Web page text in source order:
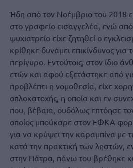
Ήδη από τον Νοέμβριο του 2018
στο γραφείο εισαγγελέα, ενώ
ψυχιατρείο είχε ζητηθεί ο
κρίθηκε δυνάμει επικίνδυνος για
περίγυρο. Εντούτοις, στον ίδιο
ετών και αφού εξετάστηκε από
προβλέπει η νομοθεσία, είχε
οπλοκατοχής, η οποία και εν
που, βέβαια, ουδόλως επτόησε
οποίος μπούκαρε στον ΕΦΚΑ
για να κρύψει την καραμπίνα με
κατά την πρακτική των ληστών,
στην Πάτρα, πάνω του βρέθηκε